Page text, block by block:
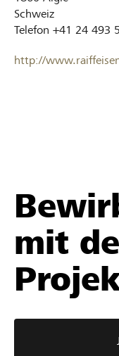
Schweiz
Telefon +41 24 493
http://
mit